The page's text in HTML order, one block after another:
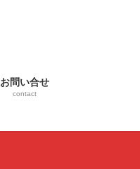
お問い合せ
contact